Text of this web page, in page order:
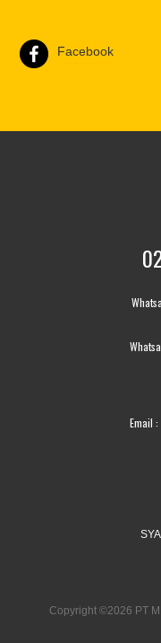
Facebook
Email :
Copyright ©2026 PT